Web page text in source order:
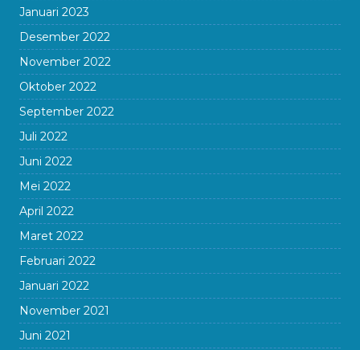
Januari 2023
Desember 2022
November 2022
Oktober 2022
September 2022
Juli 2022
Juni 2022
Mei 2022
April 2022
Maret 2022
Februari 2022
Januari 2022
November 2021
Juni 2021